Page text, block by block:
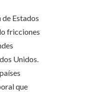
Estados
fricciones
Unidos.
que